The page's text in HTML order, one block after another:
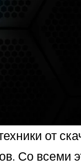
от
Со всеми